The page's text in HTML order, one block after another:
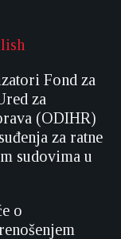
Fond za
za
(ODIHR)
za ratne
sudovima u
o